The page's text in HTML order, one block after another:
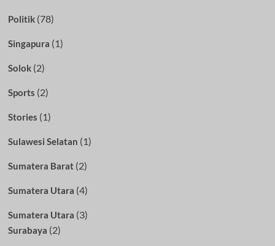
Politik(78)
Singapura (1)
Solok(2)
Sports (2)
Stories (1)
Sulawesi Selatan (1)
Sumatera Barat(2)
Sumatera Utara (4)
Sumatera Utara (3)
Surabaya (2)